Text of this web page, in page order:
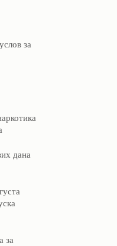
за
дана
за